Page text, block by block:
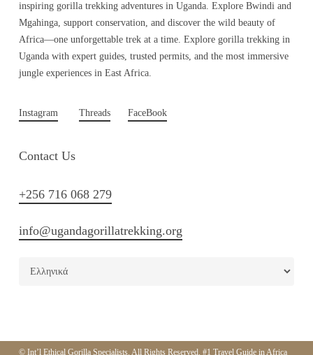
inspiring gorilla trekking adventures in Uganda. Explore Bwindi and
Mgahinga, support conservation, and discover the wild beauty of
Africa—one unforgettable trek at a time. Explore gorilla trekking in
Uganda with expert guides, trusted permits, and the most immersive
jungle experiences in East Africa.
Instagram Threads FaceBook
Contact Us
+256 716 068 279
info@ugandagorillatrekking.org
© Int’l Ethical Gorilla Specialists. All Rights Reserved. #1 Travel Guide in Africa